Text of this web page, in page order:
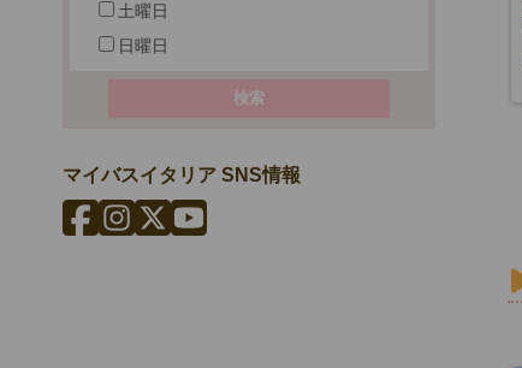
土曜日
日曜日
マイバスイタリア SNS情報